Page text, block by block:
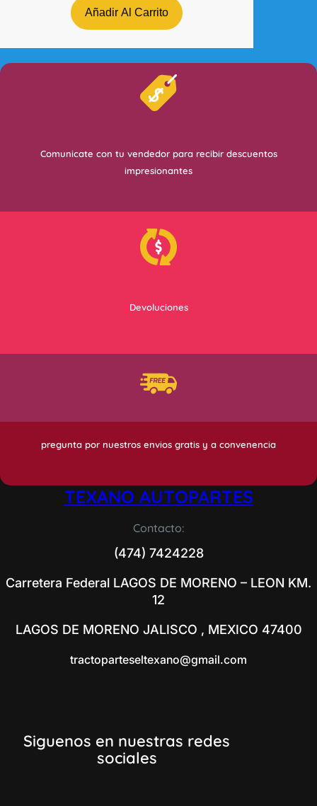
Añadir Al Carrito
Comunicate con tu vendedor para recibir descuentos
impresionantes
Devoluciones
pregunta por nuestros envios gratis y a convenencia
TEXANO AUTOPARTES
Contacto:
(474) 7424228
Carretera Federal LAGOS DE MORENO – LEON KM.
12
LAGOS DE MORENO JALISCO , MEXICO 47400
tractoparteseltexano@gmail.com
Siguenos en nuestras redes
sociales